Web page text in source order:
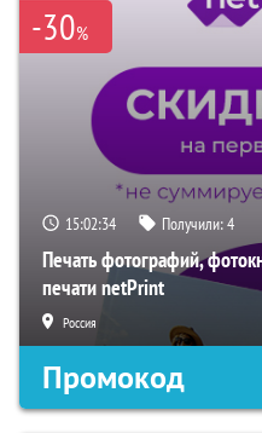
-30%
15:02:32 Получили:4
Печать фотографий,
печати netPrint
Россия
Промокод